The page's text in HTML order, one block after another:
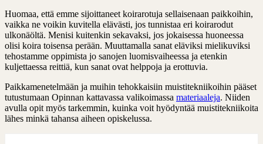
Huomaa, että emme sijoittaneet koirarotuja sellaisenaan paikkoihin,
vaikka ne voikin kuvitella elävästi, jos tunnistaa eri koirarodut
ulkonäöltä. Menisi kuitenkin sekavaksi, jos jokaisessa huoneessa
olisi koira toisensa perään. Muuttamalla sanat eläviksi mielikuviksi
tehostamme oppimista jo sanojen luomisvaiheessa ja etenkin
kuljettaessa reittiä, kun sanat ovat helppoja ja erottuvia.
Paikkamenetelmään ja muihin tehokkaisiin muistitekniikoihin pääset
tutustumaan Opinnan kattavassa valikoimassa materiaaleja. Niiden
avulla opit myös tarkemmin, kuinka voit hyödyntää muistitekniikoita
lähes minkä tahansa aiheen opiskelussa.